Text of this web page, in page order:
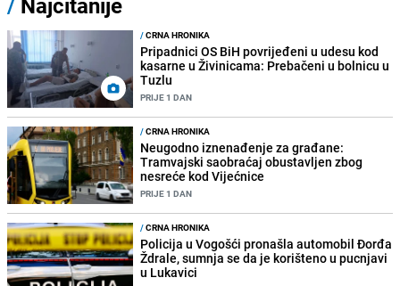
/CRNA HRONIKA
Pripadnici OS BiH povrijeđeni u udesu kod
kasarne u Živinicama: Prebačeni u bolnicu u
Tuzlu
PRIJE 1 DAN
/CRNA HRONIKA
Neugodno iznenađenje za građane:
Tramvajski saobraćaj obustavljen zbog
nesreće kod Vijećnice
PRIJE 1 DAN
/CRNA HRONIKA
Policija u Vogošći pronašla automobil Đorđa
Ždrale, sumnja se da je korišteno u pucnjavi
u Lukavici